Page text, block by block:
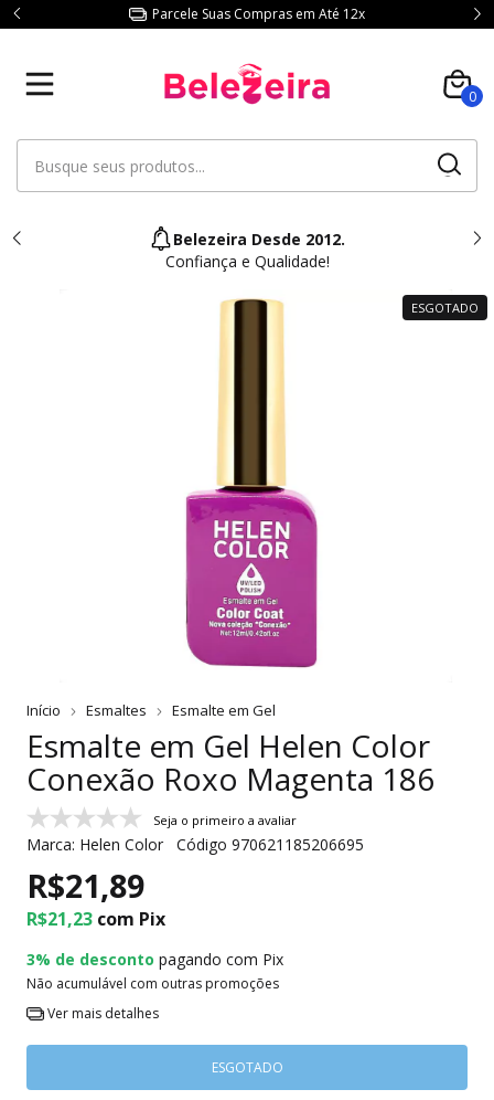
Parcele Suas Compras em Até 12x
0
Belezeira Desde 2012.
Confiança e Qualidade!
ESGOTADO
Início Esmaltes Esmalte em Gel
Esmalte em Gel Helen Color
Conexão Roxo Magenta 186
Seja o primeiro a avaliar
Marca: Helen Color Código 970621185206695
R$21,89
R$21,23 com Pix
3% de desconto pagando com Pix
Não acumulável com outras promoções
Ver mais detalhes